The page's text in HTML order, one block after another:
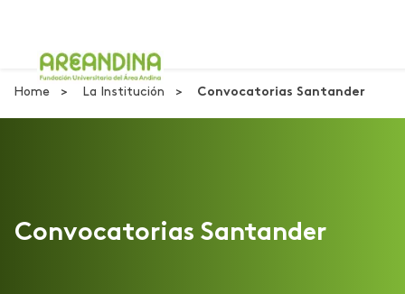
Home La Institución Convocatorias Santander
Convocatorias Santander